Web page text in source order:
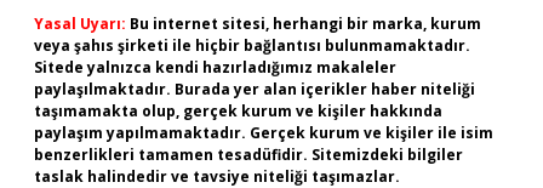
Yasal Uyarı: Bu internet sitesi, herhangi bir marka, kurum
veya şahıs şirketi ile hiçbir bağlantısı bulunmamaktadır.
Sitede yalnızca kendi hazırladığımız makaleler
paylaşılmaktadır. Burada yer alan içerikler haber niteliği
taşımamakta olup, gerçek kurum ve kişiler hakkında
paylaşım yapılmamaktadır. Gerçek kurum ve kişiler ile isim
benzerlikleri tamamen tesadüfidir. Sitemizdeki bilgiler
taslak halindedir ve tavsiye niteliği taşımazlar.